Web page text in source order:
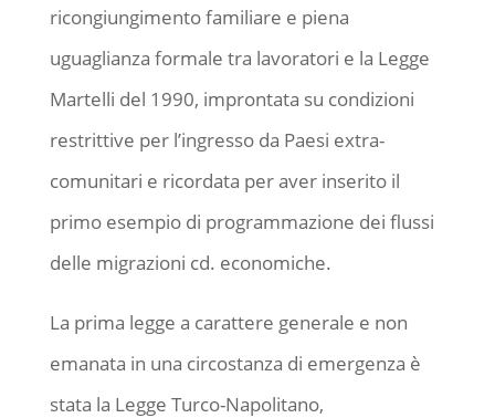
ricongiungimento familiare e piena
uguaglianza formale tra lavoratori e la Legge
Martelli del 1990, improntata su condizioni
restrittive per l’ingresso da Paesi extra-
comunitari e ricordata per aver inserito il
primo esempio di programmazione dei flussi
delle migrazioni cd. economiche.
La prima legge a carattere generale e non
emanata in una circostanza di emergenza è
stata la Legge Turco-Napolitano,